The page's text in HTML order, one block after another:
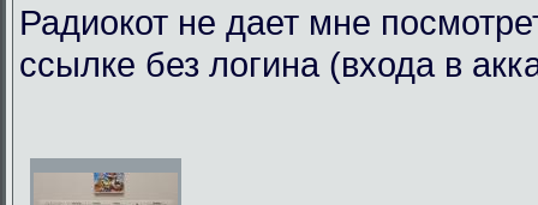
Радиокот не дает мне
ссылке без логина (входа в